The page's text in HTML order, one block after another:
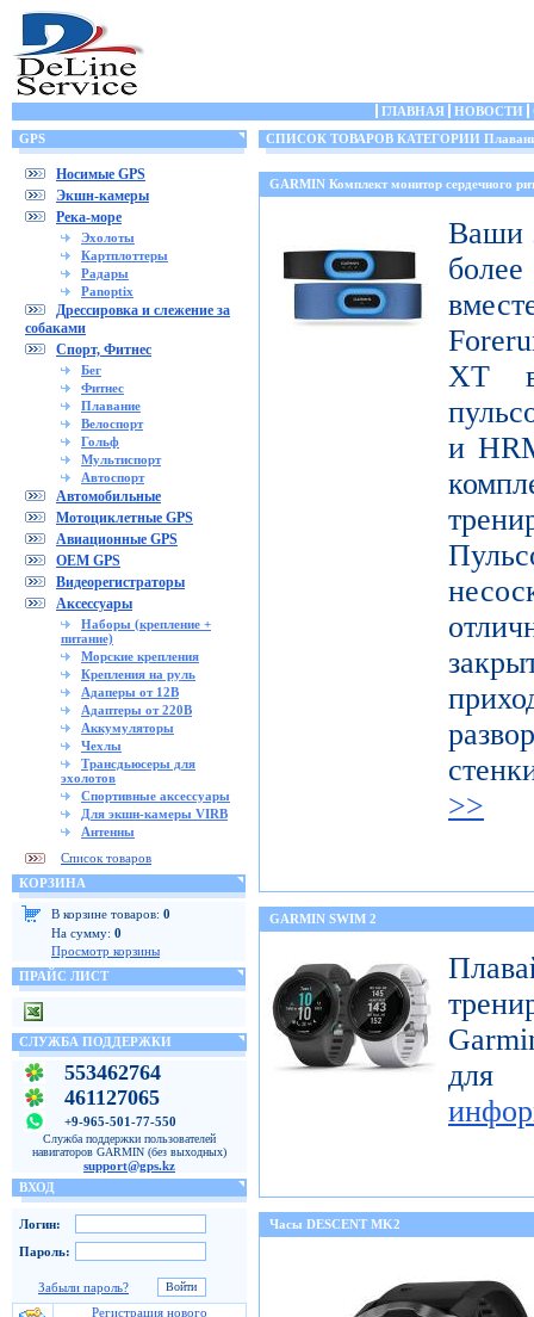
ГЛАВНАЯ НОВОСТИ
GPS
Носимые GPS
Экшн-камеры
Река-море
Эхолоты
Картплоттеры
Радары
Panoptix
Дрессировка и слежение за
собаками
Спорт, Фитнес
Бег
Фитнес
Плавание
Велоспорт
Гольф
Мультиспорт
Автоспорт
Автомобильные
Мотоциклетные GPS
Авиационные GPS
OEM GPS
Видеорегистраторы
Аксессуары
Наборы (крепление +
питание)
Морские крепления
Крепления на руль
Адаперы от 12В
Адаптеры от 220В
Аккумуляторы
Чехлы
Трансдьюсеры для
эхолотов
Спортивные аксессуары
Для экшн-камеры VIRB
Антенны
Список товаров
КОРЗИНА
В корзине товаров: 0
На сумму: 0
Просмотр корзины
ПРАЙС ЛИСТ
СЛУЖБА ПОДДЕРЖКИ
553462764
461127065
+9-965-501-77-550
Служба поддержки пользователей
навигаторов GARMIN (без выходных)
support@gps.kz
ВХОД
Логин:
Пароль:
Забыли пароль?
Регистрация нового
СПИСОК ТОВАРОВ КАТЕГОРИИ
GARMIN Комплект монитор сердечного
Ваши
XT
и
>>
GARMIN SWIM 2
для
Часы DESCENT MK2